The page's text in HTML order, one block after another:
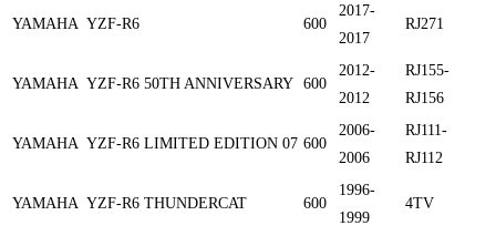
YAMAHA YZF-R6 600
2017-
2017
RJ271
YAMAHA YZF-R6 50TH ANNIVERSARY 600
2012-
2012
RJ155-
RJ156
YAMAHA YZF-R6 LIMITED EDITION 07 600
2006-
2006
RJ111-
RJ112
YAMAHA YZF-R6 THUNDERCAT 600
1996-
1999
4TV